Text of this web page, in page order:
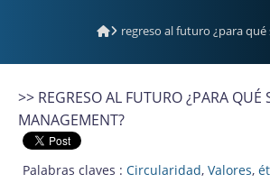
regreso al futuro ¿para
>> REGRESO AL FUTURO ¿PARA QUÉ
MANAGEMENT?
Palabras claves : Circularidad, Valores,